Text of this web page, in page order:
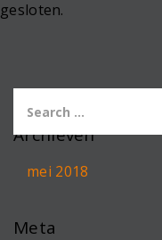
gesloten.
Archieven
mei 2018
Meta